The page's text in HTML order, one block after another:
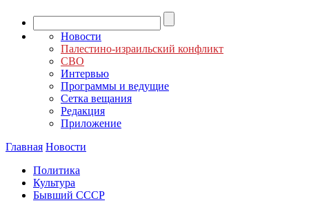
Новости
Палестино-израильский конфликт
СВО
Интервью
Программы и ведущие
Сетка вещания
Редакция
Приложение
Главная Новости
Политика
Культура
Бывший СССР